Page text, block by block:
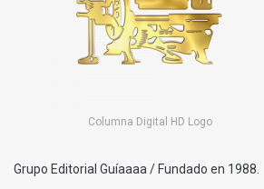
Columna Digital HD Logo
Grupo Editorial Guíaaaa / Fundado en 1988.